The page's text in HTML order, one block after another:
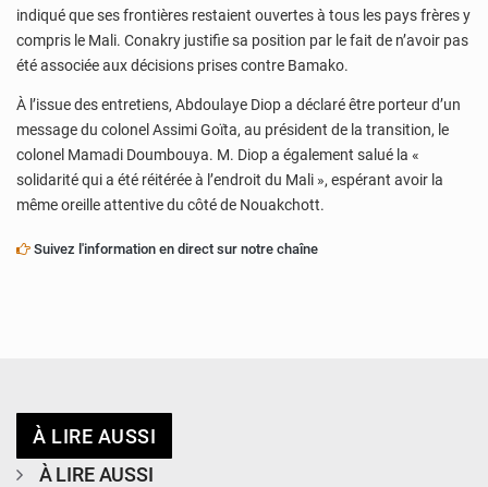
indiqué que ses frontières restaient ouvertes à tous les pays frères y
compris le Mali. Conakry justifie sa position par le fait de n’avoir pas
été associée aux décisions prises contre Bamako.
À l’issue des entretiens, Abdoulaye Diop a déclaré être porteur d’un
message du colonel Assimi Goïta, au président de la transition, le
colonel Mamadi Doumbouya. M. Diop a également salué la «
solidarité qui a été réitérée à l’endroit du Mali », espérant avoir la
même oreille attentive du côté de Nouakchott.
Suivez l'information en direct sur notre chaîne
À LIRE AUSSI
À LIRE AUSSI